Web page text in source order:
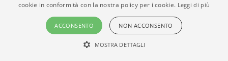
CONSORZIO DI BONIFICA LAZIO SUD OVEST
consorzio.bonifica.latina@pec.it
cookie in conformità con la nostra policy per i cookie. Leggi di più
ACCONSENTO NON ACCONSENTO
MOSTRA DETTAGLI